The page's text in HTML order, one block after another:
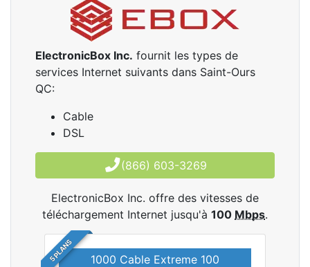
ElectronicBox Inc. fournit les types de
services Internet suivants dans Saint-Ours
QC:
Cable
DSL
(866) 603-3269
ElectronicBox Inc. offre des vitesses de
téléchargement Internet jusqu'à 100 Mbps.
5 PLANS 1000 Cable Extreme 100